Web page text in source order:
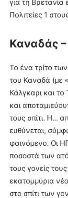
για τη Βρετανία
Πολιτείες 1
Καναδάς
To ένα τρίτο
του Καναδά (με
Κάλγκαρι και
και
τους σπίτι. Η…
ευθύνεται,
φαινόμενο. Οι
ποσοστά των
τους γονείς
εκατομμύρια
στο σπίτι των